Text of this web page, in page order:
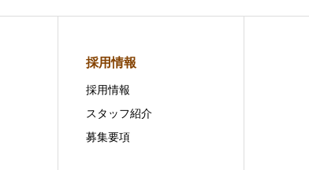
採用情報
採用情報
スタッフ紹介
募集要項